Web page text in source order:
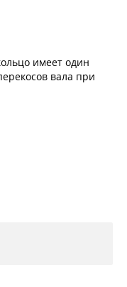
имеет один
вала при